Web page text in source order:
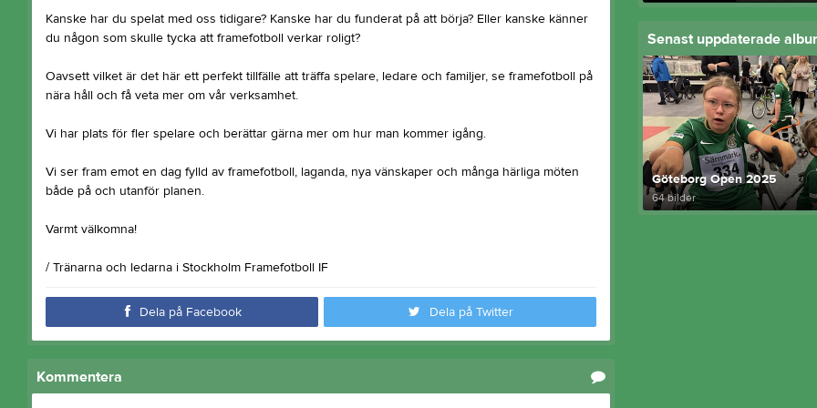
Kanske har du spelat med oss tidigare? Kanske har du funderat på att börja? Eller kanske känner
du någon som skulle tycka att framefotboll verkar roligt?
Oavsett vilket är det här ett perfekt tillfälle att träffa spelare, ledare och familjer, se framefotboll på
nära håll och få veta mer om vår verksamhet.
Vi har plats för fler spelare och berättar gärna mer om hur man kommer igång.
Vi ser fram emot en dag fylld av framefotboll, laganda, nya vänskaper och många härliga möten
både på och utanför planen.
Varmt välkomna!
/ Tränarna och ledarna i Stockholm Framefotboll IF
Dela på Facebook Dela på Twitter
Kommentera
Senast uppdaterade
Göteborg Open 2025
64 bilder